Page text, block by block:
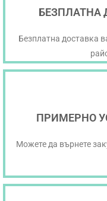
БЕЗПЛАТНА
Безплатна доставка
ПРИМЕРНО
Можете да върнете